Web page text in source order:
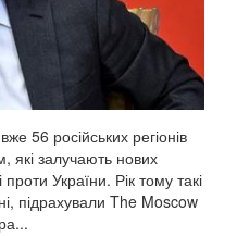
56 російських регіонів
які залучають нових
проти України. Рік тому такі
підрахували The Moscow